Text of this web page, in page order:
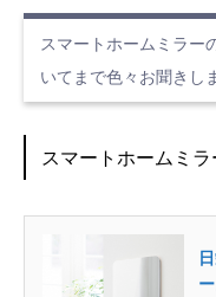
スマートホームミラー
いてまで色々お聞きし
スマートホームミ
ー